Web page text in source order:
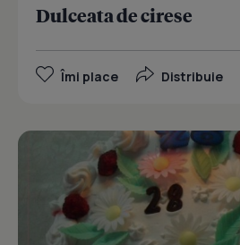
Dulceata de cirese
Îmi place Distribuie